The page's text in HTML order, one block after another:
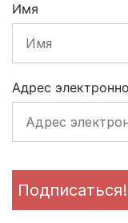
Имя
Адрес